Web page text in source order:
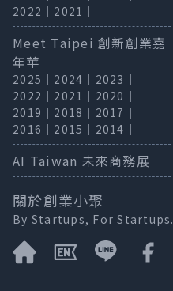
2022 ｜ 2021 ｜
Meet Taipei 創新創業嘉
年華
2025 ｜ 2024 ｜ 2023 ｜
2022 ｜ 2021 ｜ 2020 ｜
2019 ｜ 2018 ｜ 2017 ｜
2016 ｜ 2015 ｜ 2014 ｜
AI Taiwan 未來商務展
關於創業小聚
By Startups, For Startups.